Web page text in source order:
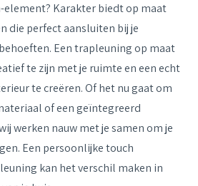
element? Karakter biedt op maat
die perfect aansluiten bij je
Een trapleuning op maat
te zijn met je ruimte en een echt
te creëren. Of het nu gaat om
of een geïntegreerd
werken nauw met je samen om je
Een persoonlijke touch
kan het verschil maken in